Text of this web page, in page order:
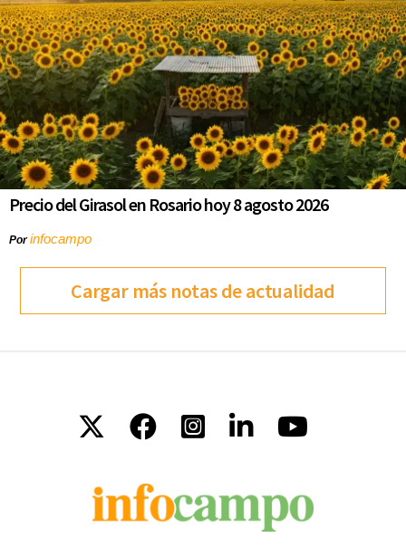
Precio del Girasol en Rosario hoy 8 agosto 2026
Porinfocampo
Cargar más notas de actualidad